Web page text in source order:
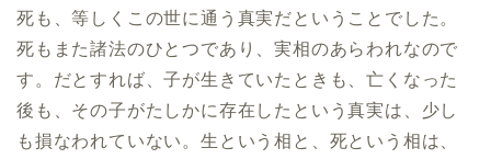
死も、等しくこの世に通う真実だということでした。
死もまた諸法のひとつであり、実相のあらわれなので
す。だとすれば、子が生きていたときも、亡くなった
後も、その子がたしかに存在したという真実は、少し
も損なわれていない。生という相と、死という相は、